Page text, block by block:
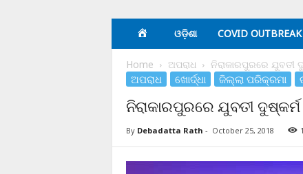
ଓଡ଼ିଶା COVID OUTBREAK
Home ଅପରାଧ ନିରାକାରପୁରରେ ଯୁବତୀ
ଅପରାଧ ଖୋର୍ଦ୍ଧା ଜିଲ୍ଲା ପରିକ୍ରମା
ନିରାକାରପୁରରେ ଯୁବତୀ
By Debadatta Rath - October 25, 2018